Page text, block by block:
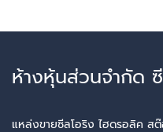
ห้างหุ้นส่วนจำกัด
แหล่งขายซีลโอริง ไฮดรอลิค ส